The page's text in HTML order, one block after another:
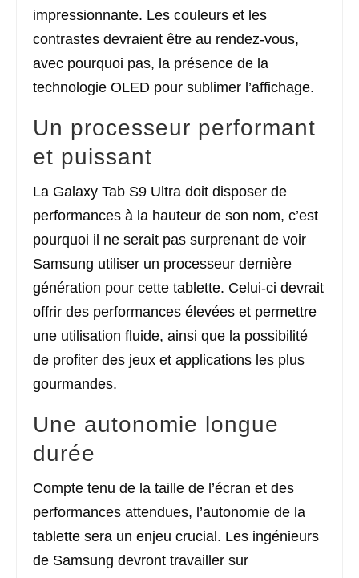
impressionnante. Les couleurs et les
contrastes devraient être au rendez-vous,
avec pourquoi pas, la présence de la
technologie OLED pour sublimer l’affichage.
Un processeur performant
et puissant
La Galaxy Tab S9 Ultra doit disposer de
performances à la hauteur de son nom, c’est
pourquoi il ne serait pas surprenant de voir
Samsung utiliser un processeur dernière
génération pour cette tablette. Celui-ci devrait
offrir des performances élevées et permettre
une utilisation fluide, ainsi que la possibilité
de profiter des jeux et applications les plus
gourmandes.
Une autonomie longue
durée
Compte tenu de la taille de l’écran et des
performances attendues, l’autonomie de la
tablette sera un enjeu crucial. Les ingénieurs
de Samsung devront travailler sur